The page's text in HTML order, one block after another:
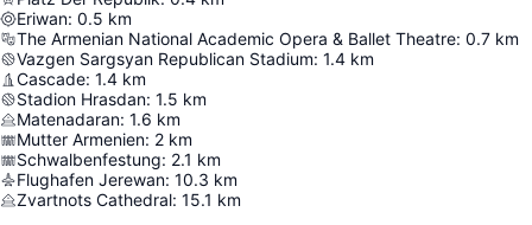
Eriwan: 0.5 km
The Armenian National Academic Opera & Ballet Theatre: 0.7 km
Vazgen Sargsyan Republican Stadium: 1.4 km
Cascade: 1.4 km
Stadion Hrasdan: 1.5 km
Matenadaran: 1.6 km
Mutter Armenien: 2 km
Schwalbenfestung: 2.1 km
Flughafen Jerewan: 10.3 km
Zvartnots Cathedral: 15.1 km